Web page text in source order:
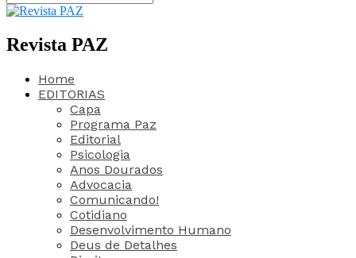
Revista PAZ
Home
EDITORIAS
Capa
Programa Paz
Editorial
Psicologia
Anos Dourados
Advocacia
Comunicando!
Cotidiano
Desenvolvimento Humano
Deus de Detalhes